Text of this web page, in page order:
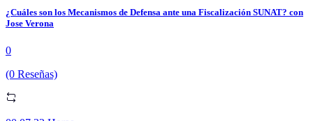
¿Cuáles son los Mecanismos de Defensa ante una Fiscalización SUNAT? con
Jose Verona
0
(0 Reseñas)